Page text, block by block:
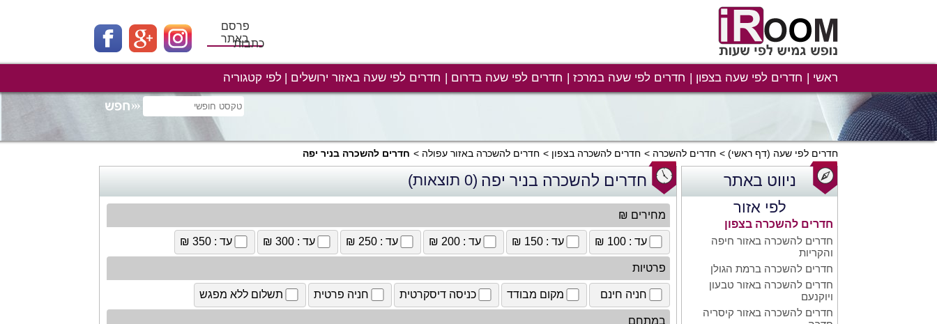
פרסם
באתרכתבות
ראשי חדרים לפי שעה בצפון חדרים לפי שעה במרכז חדרים לפי שעה בדרום חדרים לפי שעה באזור ירושלים לפי קטגוריה
חדרים לפי שעה (דף ראשי) חדרים להשכרה חדרים להשכרה בצפון חדרים להשכרה באזור עפולה חדרים להשכרה בניר יפה
ניווט באתר
לפי אזור
חדרים להשכרה בצפון
חדרים להשכרה באזור חיפה
והקריות
חדרים להשכרה ברמת הגולן
חדרים להשכרה באזור טבעון
ויוקנעם
חדרים להשכרה באזור קיסריה
חדרים להשכרה בניר יפה (0 תוצאות)
מחירים ₪
עד : 100 ₪ עד : 150 ₪ עד : 200 ₪ עד : 250 ₪ עד : 300 ₪ עד : 350 ₪
פרטיות
חניה חינם מקום מבודד כניסה דיסקרטית חניה פרטית תשלום ללא מפגש
במתחם